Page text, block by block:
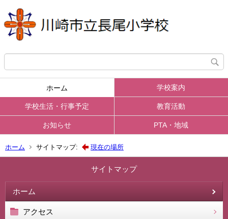
ホーム 学校案内
学校生活・行事予定 教育活動
お知らせ PTA・地域
ホーム サイトマップ: 現在の場所
サイトマップ
ホーム
アクセス